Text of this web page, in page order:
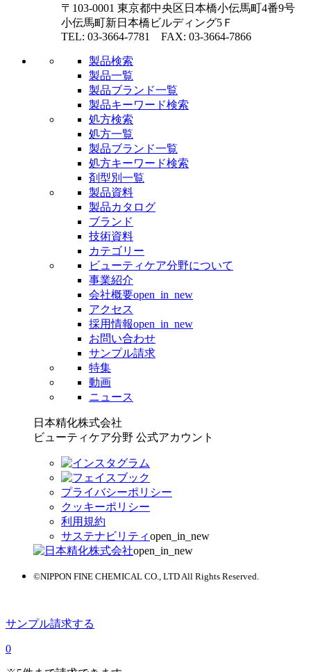
〒103-0001 東京都中央区日本橋小伝馬町4番9号
小伝馬町新日本橋ビルディング5Ｆ
TEL: 03-3664-7781 FAX: 03-3664-7866
製品検索
製品一覧
製品ブランド一覧
製品キーワード検索
処方検索
処方一覧
製品ブランド一覧
処方キーワード検索
剤型別一覧
製品資料
製品カタログ
ブランド
技術資料
カテゴリー
ビューティケア分野について
事業紹介
会社概要open_in_new
アクセス
採用情報open_in_new
お問い合わせ
サンプル請求
特集
動画
ニュース
日本精化株式会社
ビューティケア分野 公式アカウント
プライバシーポリシー
クッキーポリシー
利用規約
サステナビリティopen_in_new
open_in_new
©NIPPON FINE CHEMICAL CO., LTD All Rights Reserved.
サンプル請求する
0